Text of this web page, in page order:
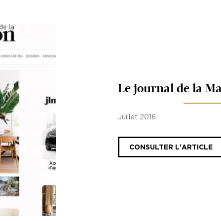
Le journal de la
Juillet 2016
CONSULTER L'ARTICLE